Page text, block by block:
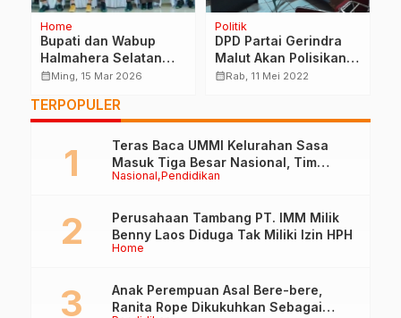
Home
Bupati dan Wabup
Halmahera Selatan
Hadiri Pelantikan
Kwarcab
calendar_monthMing, 15 Mar 2026
Politik
DPD Partai Gerindra
Malut Akan Polisikan
Pengurus Partai Yang
calendar_monthRab, 11 Mei 2022
TERPOPULER
Nasional Pendidikan
Teras Baca UMMI Kelurahan Sasa
Masuk Tiga Besar Nasional, Tim
Penilai Lakukan Visitasi di Ternate
Home
Perusahaan Tambang PT. IMM Milik
Benny Laos Diduga Tak Miliki Izin HPH
Anak Perempuan Asal Bere-bere,
Ranita Rope Dikukuhkan Sebagai